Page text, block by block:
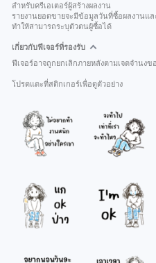
สำหรับครีเอเตอร์ผู้สร้างผลงาน
รายงานยอดขายจะมีข้อมูลวันที่ซื้อผลงานแ
ทำให้สามารถระบุตัวตนผู้ซื้อได้
เกี่ยวกับฟีเจอร์ที่รองรับ
ฟีเจอร์อาจถูกยกเลิกภายหลังตามเจตจำนงข
โปรดแตะที่สติกเกอร์เพื่อดูตัวอย่าง